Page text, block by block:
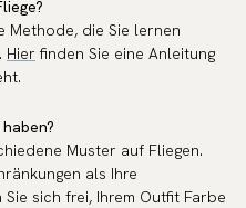
Methode, die Sie lernen
Hier finden Sie eine Anleitung
Muster auf Fliegen.
als Ihre
sich frei, Ihrem Outfit Farbe